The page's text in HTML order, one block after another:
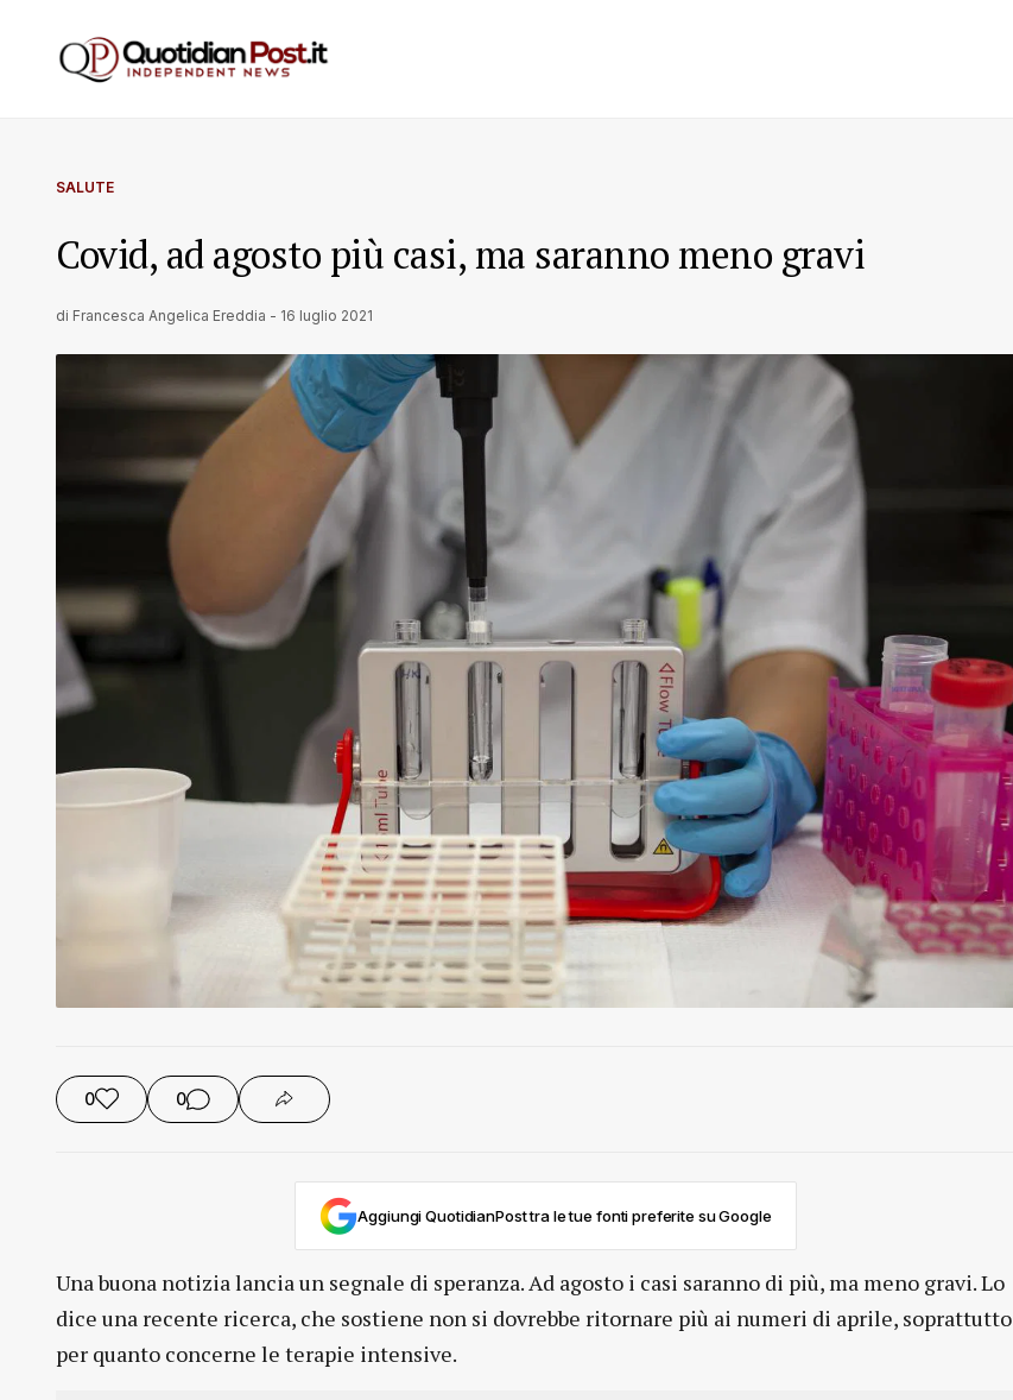
SALUTE
Covid, ad agosto più casi, ma saranno meno gravi
di Francesca Angelica Ereddia - 16 luglio 2021
0 0
Aggiungi QuotidianPost tra le tue fonti preferite su Google
Una buona notizia lancia un segnale di speranza. Ad agosto i casi saranno di più, ma meno gravi. Lo
dice una recente ricerca, che sostiene non si dovrebbe ritornare più ai numeri di aprile, soprattutto
per quanto concerne le terapie intensive.